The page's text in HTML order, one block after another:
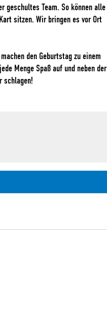
geschultes Team. So können alle
sitzen. Wir bringen es vor Ort
den Geburtstag zu einem
Menge Spaß auf und neben der
schlagen!